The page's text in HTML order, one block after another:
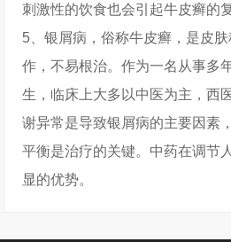
刺激性的饮食也会引起牛皮癣的
5、银屑病，俗称牛皮癣，是皮
作，不易根治。作为一名从事多
生，临床上大多以中医为主，西
谢异常是导致银屑病的主要因素
平衡是治疗的关键。中药在调节
显的优势。